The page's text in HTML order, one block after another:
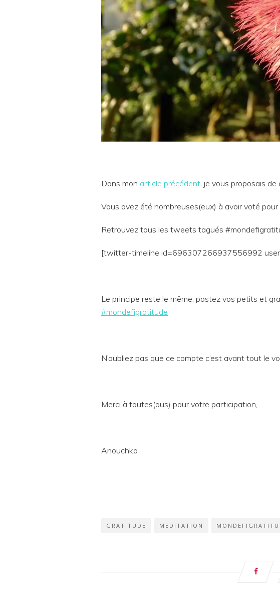
Dans mon article précédent, je vous proposais de
Vous avez été nombreuses(eux) à avoir voté
Retrouvez tous les tweets tagués
[twitter-timeline id=696307266937556992
Le principe reste le même, postez vos petits et
#mondefigratitude
N’oubliez pas que ce compte c’est avant tout le
Merci à toutes(ous) pour votre participation,
Anouchka
GRATITUDE MEDITATION